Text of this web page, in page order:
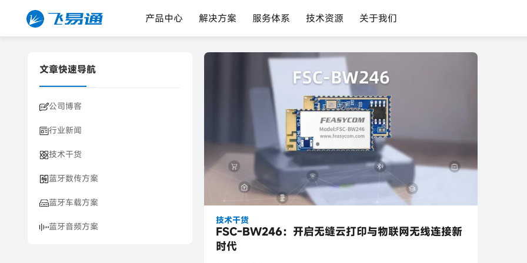
产品中心 解决方案 服务体系 技术资源 关于我们
文章快速导航
公司博客
行业新闻
技术干货
蓝牙数传方案
蓝牙车载方案
蓝牙音频方案
技术干货
FSC-BW246：开启无缝云打印与物联网无线连接新
时代